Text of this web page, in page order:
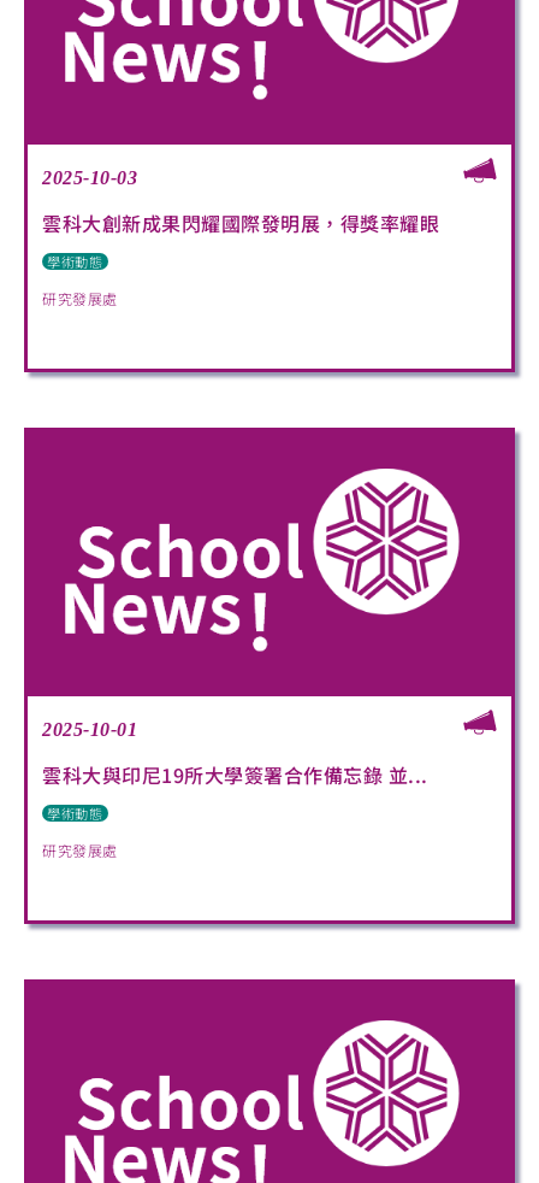
2025-10-03
雲科大創新成果閃耀國際發明展，得獎率耀眼
學術動態
研究發展處
2025-10-01
雲科大與印尼19所大學簽署合作備忘錄 並...
學術動態
研究發展處